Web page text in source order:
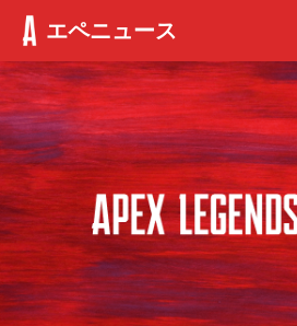
エペニュース